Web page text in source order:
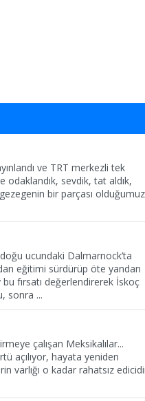
ve TRT merkezli tek
sevdik, tat aldık,
bir parçası
ucundaki Dalmarnock’ta
eğitimi sürdürüp öte yandan
fırsatı değerlendirerek İskoç
sonra ...
çalışan Meksikalılar...
açılıyor, hayata yeniden
varlığı o kadar rahatsız